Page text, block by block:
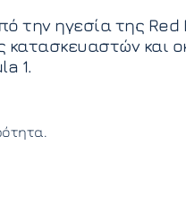
την ηγεσία της Red
κατασκευαστών και
1.